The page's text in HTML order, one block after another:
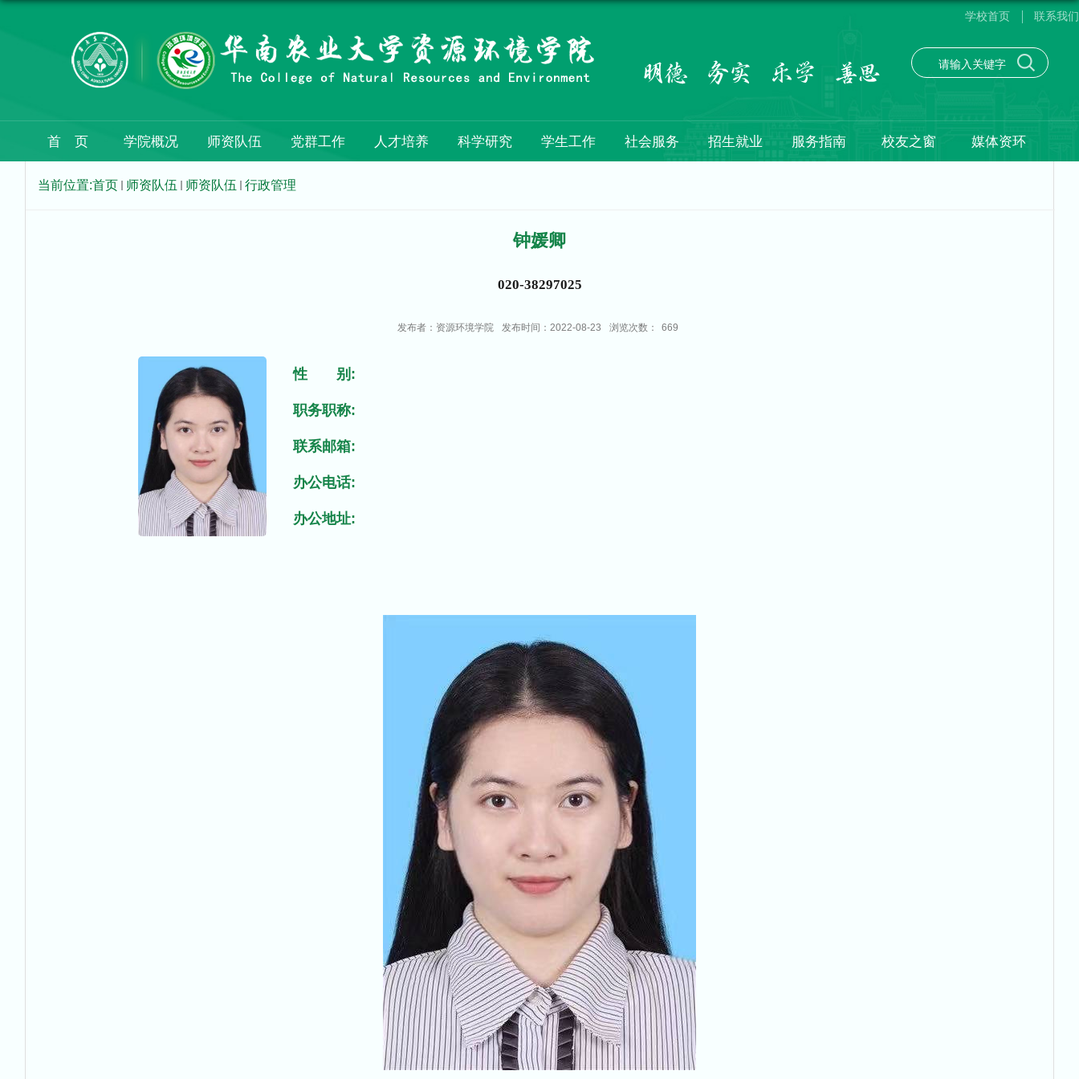
学校首页 联系我们
首 页 学院概况 师资队伍 党群工作 人才培养 科学研究 学生工作 社会服务 招生就业 服务指南 校友之窗 媒体资环
当前位置:首页 师资队伍 师资队伍 行政管理
钟媛卿
020-38297025
发布者：资源环境学院 发布时间：2022-08-23 浏览次数： 669
性 别:
职务职称:
联系邮箱:
办公电话:
办公地址: